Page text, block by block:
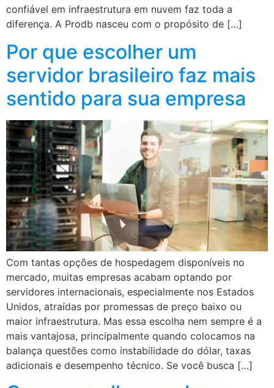
confiável em infraestrutura em nuvem faz toda a
diferença. A Prodb nasceu com o propósito de […]
Por que escolher um
servidor brasileiro faz mais
sentido para sua empresa
Com tantas opções de hospedagem disponíveis no
mercado, muitas empresas acabam optando por
servidores internacionais, especialmente nos Estados
Unidos, atraídas por promessas de preço baixo ou
maior infraestrutura. Mas essa escolha nem sempre é a
mais vantajosa, principalmente quando colocamos na
balança questões como instabilidade do dólar, taxas
adicionais e desempenho técnico. Se você busca […]